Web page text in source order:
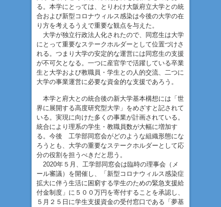
る。本学にとっては、とりわけ大阪府立大学との統
合および新型コロナウィルス感染は今後の大学の在
り方を考えるうえで重要な観点を与えた。
大学が独立行政法人化されたので、同窓生は大学
にとって重要なステークホルダーとして位置づけさ
れる。つまり大学の安定的な運営には同窓生の支援
が不可欠となる。一つに産官学で活躍している卒業
生と大学および教職員・学生との人的交流、二つに
大学の事業運営に必要な資金的な支援であろう。
本学と府大との統合後の新大学基本構想には「世
界に展開する高度研究型大学」をめざすと記されて
いる。実現に向けた多くの事業が計画されている。
統合により理系の学生・教職員数が大幅に増加す
る。今後 工学部同窓会がどのような組織形態にな
ろうとも、大学の重要なステークホルダーとして応
分の役割を担うべきだと思う。
2020年５月、工学部同窓会は臨時の理事会（メ
ール審議）を開催し、「新型コロナウィルス感染症
拡大に伴う生活に困窮する学生のための緊急支援給
付金制度」に５００万円を寄付することを承認し、
５月２５日に学生支援資金の受付窓口である「夢基